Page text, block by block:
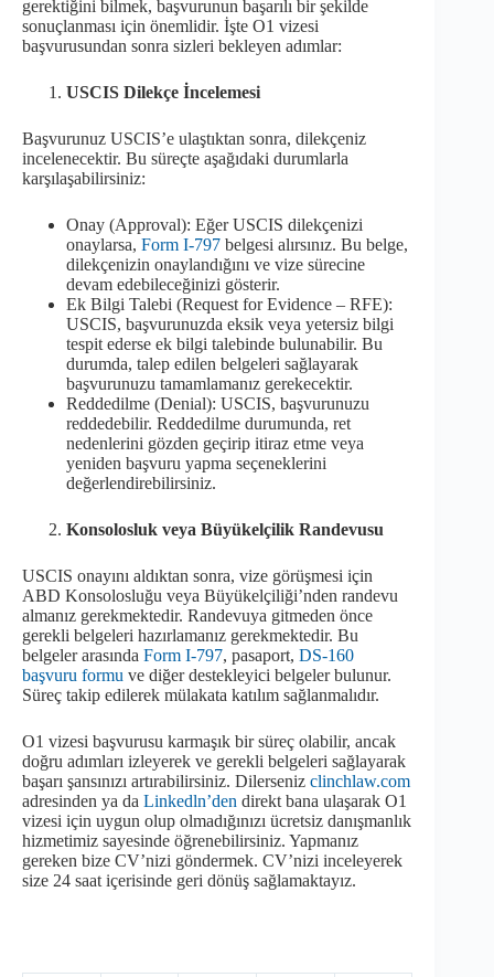
gerektiğini bilmek, başvurunun başarılı bir şekilde
sonuçlanması için önemlidir. İşte O1 vizesi
başvurusundan sonra sizleri bekleyen adımlar:
USCIS Dilekçe İncelemesi
Başvurunuz USCIS’e ulaştıktan sonra, dilekçeniz
incelenecektir. Bu süreçte aşağıdaki durumlarla
karşılaşabilirsiniz:
Onay (Approval): Eğer USCIS dilekçenizi
onaylarsa, Form I-797 belgesi alırsınız. Bu belge,
dilekçenizin onaylandığını ve vize sürecine
devam edebileceğinizi gösterir.
Ek Bilgi Talebi (Request for Evidence – RFE):
USCIS, başvurunuzda eksik veya yetersiz bilgi
tespit ederse ek bilgi talebinde bulunabilir. Bu
durumda, talep edilen belgeleri sağlayarak
başvurunuzu tamamlamanız gerekecektir.
Reddedilme (Denial): USCIS, başvurunuzu
reddedebilir. Reddedilme durumunda, ret
nedenlerini gözden geçirip itiraz etme veya
yeniden başvuru yapma seçeneklerini
değerlendirebilirsiniz.
Konsolosluk veya Büyükelçilik Randevusu
USCIS onayını aldıktan sonra, vize görüşmesi için
ABD Konsolosluğu veya Büyükelçiliği’nden randevu
almanız gerekmektedir. Randevuya gitmeden önce
gerekli belgeleri hazırlamanız gerekmektedir. Bu
belgeler arasında Form I-797, pasaport, DS-160
başvuru formu ve diğer destekleyici belgeler bulunur.
Süreç takip edilerek mülakata katılım sağlanmalıdır.
O1 vizesi başvurusu karmaşık bir süreç olabilir, ancak
doğru adımları izleyerek ve gerekli belgeleri sağlayarak
başarı şansınızı artırabilirsiniz. Dilerseniz clinchlaw.com
adresinden ya da Linkedln’den direkt bana ulaşarak O1
vizesi için uygun olup olmadığınızı ücretsiz danışmanlık
hizmetimiz sayesinde öğrenebilirsiniz. Yapmanız
gereken bize CV’nizi göndermek. CV’nizi inceleyerek
size 24 saat içerisinde geri dönüş sağlamaktayız.